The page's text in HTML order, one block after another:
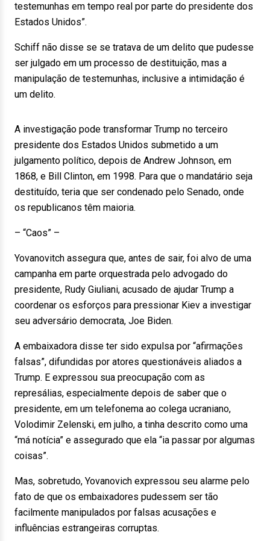
testemunhas em tempo real por parte do presidente dos
Estados Unidos”.
Schiff não disse se se tratava de um delito que pudesse
ser julgado em um processo de destituição, mas a
manipulação de testemunhas, inclusive a intimidação é
um delito.
A investigação pode transformar Trump no terceiro
presidente dos Estados Unidos submetido a um
julgamento político, depois de Andrew Johnson, em
1868, e Bill Clinton, em 1998. Para que o mandatário seja
destituído, teria que ser condenado pelo Senado, onde
os republicanos têm maioria.
– “Caos” –
Yovanovitch assegura que, antes de sair, foi alvo de uma
campanha em parte orquestrada pelo advogado do
presidente, Rudy Giuliani, acusado de ajudar Trump a
coordenar os esforços para pressionar Kiev a investigar
seu adversário democrata, Joe Biden.
A embaixadora disse ter sido expulsa por “afirmações
falsas”, difundidas por atores questionáveis aliados a
Trump. E expressou sua preocupação com as
represálias, especialmente depois de saber que o
presidente, em um telefonema ao colega ucraniano,
Volodimir Zelenski, em julho, a tinha descrito como uma
“má notícia” e assegurado que ela “ia passar por algumas
coisas”.
Mas, sobretudo, Yovanovich expressou seu alarme pelo
fato de que os embaixadores pudessem ser tão
facilmente manipulados por falsas acusações e
influências estrangeiras corruptas.